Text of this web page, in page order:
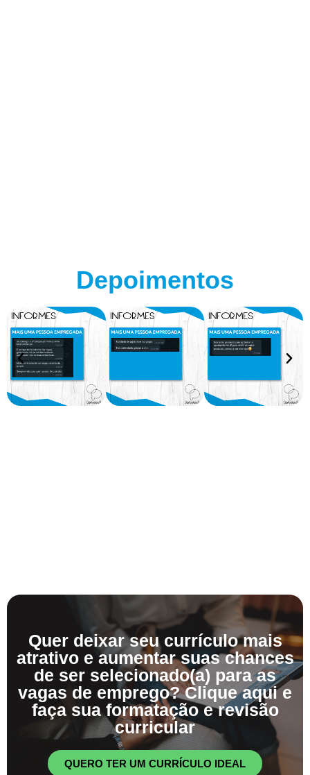
Depoimentos
Quer deixar seu currículo mais
atrativo e aumentar suas chances
de ser selecionado(a) para as
vagas de emprego? Clique aqui e
faça sua formatação e revisão
curricular
QUERO TER UM CURRÍCULO IDEAL